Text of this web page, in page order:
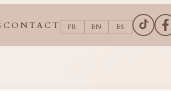
CONTACT FR EN ES